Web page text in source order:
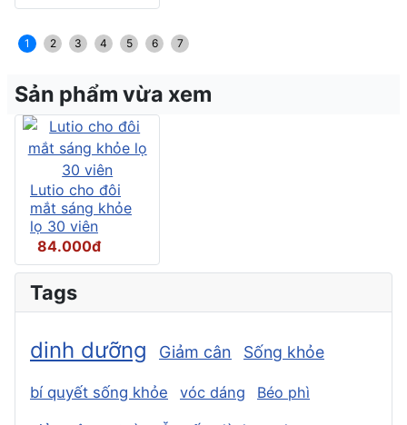
1 2 3 4 5 6 7
Sản phẩm vừa xem
Lutio cho đôi
mắt sáng khỏe
lọ 30 viên
84.000đ
Tags
dinh dưỡng Giảm cân Sống khỏe
bí quyết sống khỏe vóc dáng Béo phì